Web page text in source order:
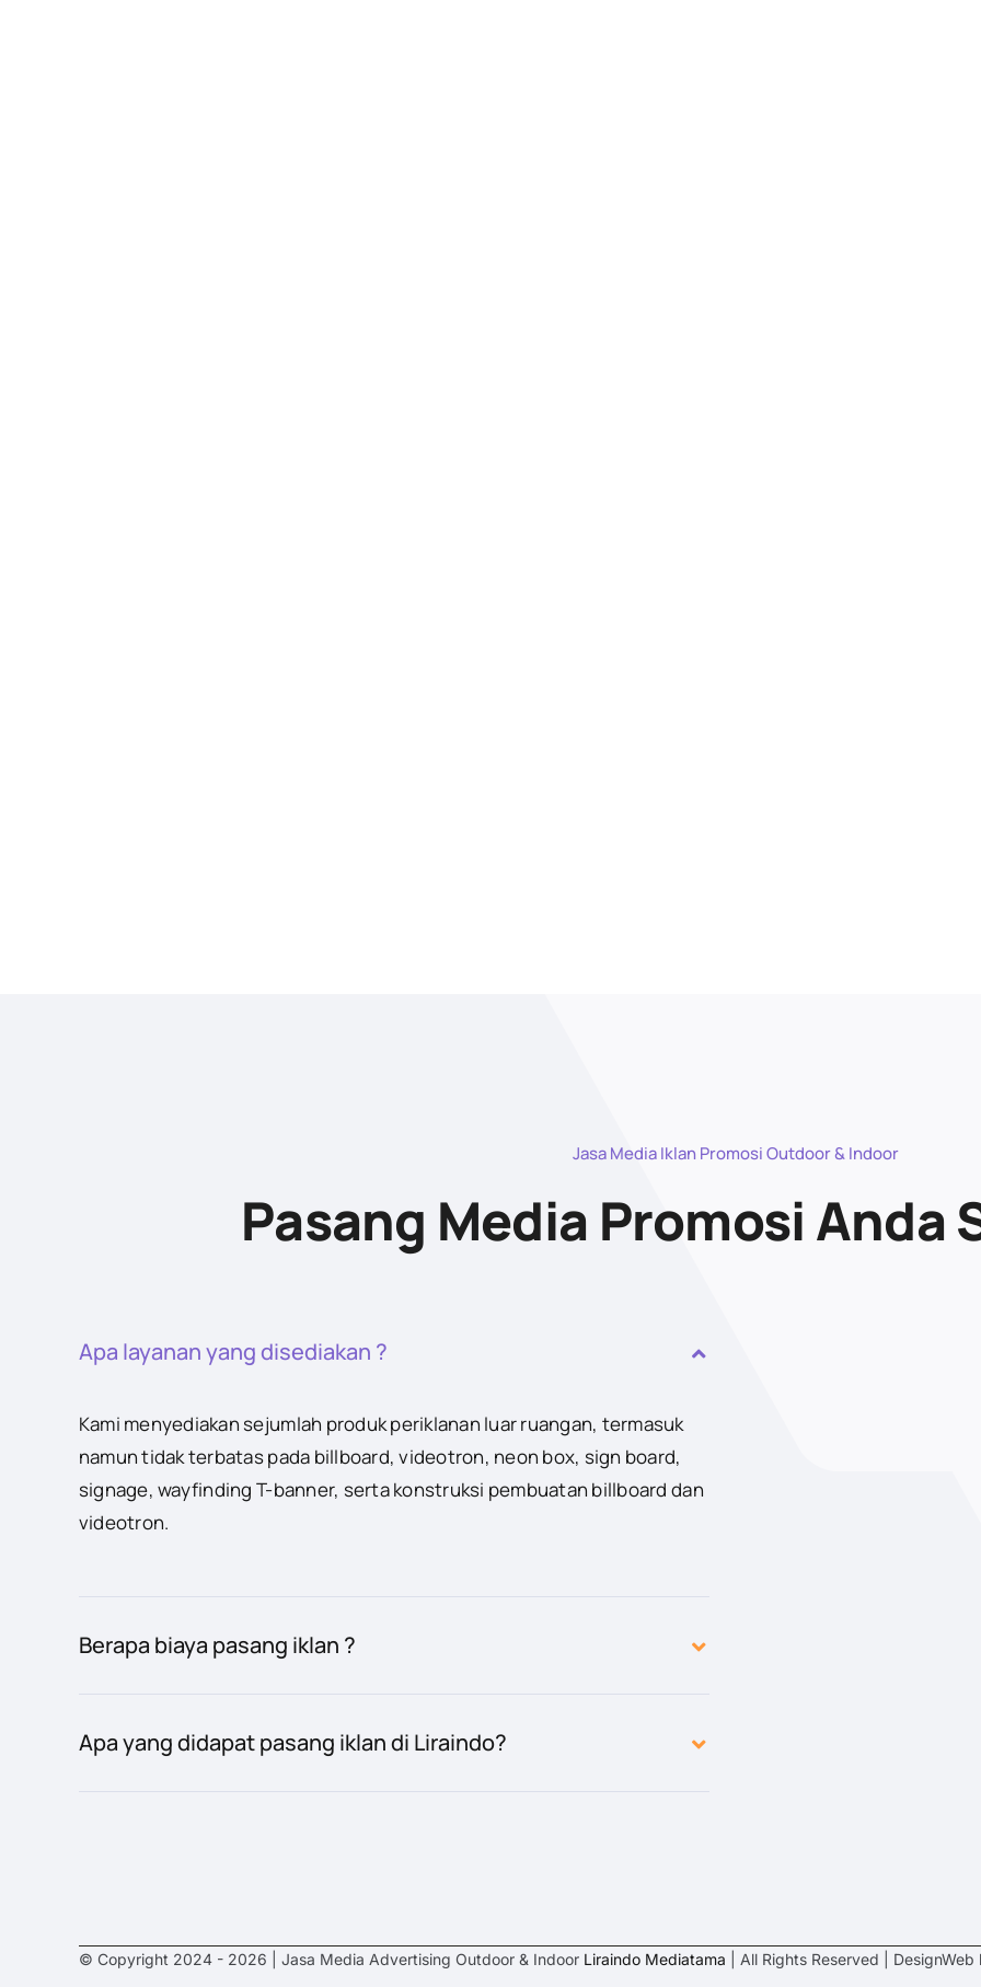
Jasa Media Iklan Promosi Outdoor & Indoor
Pasang Media Promosi Anda
Apa layanan yang disediakan ?
Kami menyediakan sejumlah produk periklanan luar ruangan, termasuk
namun tidak terbatas pada billboard, videotron, neon box, sign board,
signage, wayfinding T-banner, serta konstruksi pembuatan billboard dan
videotron.
Berapa biaya pasang iklan ?
Apa yang didapat pasang iklan di Liraindo?
© Copyright 2024 - 2026 | Jasa Media Advertising Outdoor & Indoor Liraindo Mediatama | All Rights Reserved | DesignWeb